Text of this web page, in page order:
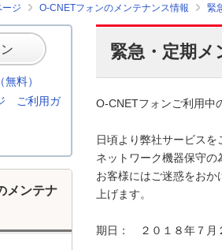
ージ O-CNETフォンのメンテナンス情報 緊
緊急・定期
O-CNETフォンご利用中
日頃より弊社サービス
ネットワーク機器保守の
お客様にはご迷惑をお
上げます。
期日：　２０１８年７月
料）
ご利用ガ
メンテナ